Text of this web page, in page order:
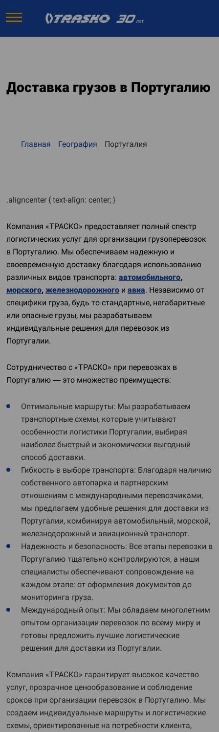
Доставка грузов в Португалию
Главная География Португалия
.aligncenter { text-align: center; }
Компания «ТРАСКО» предоставляет полный спектр
логистических услуг для организации грузоперевозок
в Португалию. Мы обеспечиваем надежную и
своевременную доставку благодаря использованию
различных видов транспорта: автомобильного,
морского, железнодорожного и авиа. Независимо от
специфики груза, будь то стандартные, негабаритные
или опасные грузы, мы разрабатываем
индивидуальные решения для перевозок из
Португалии.
Сотрудничество с «ТРАСКО» при перевозках в
Португалию — это множество преимуществ:
Оптимальные маршруты: Мы разрабатываем
транспортные схемы, которые учитывают
особенности логистики Португалии, выбирая
наиболее быстрый и экономически выгодный
способ доставки.
Гибкость в выборе транспорта: Благодаря наличию
собственного автопарка и партнерским
отношениям с международными перевозчиками,
мы предлагаем удобные решения для доставки из
Португалии, комбинируя автомобильный, морской,
железнодорожный и авиационный транспорт.
Надежность и безопасность: Все этапы перевозки в
Португалию тщательно контролируются, а наши
специалисты обеспечивают сопровождение на
каждом этапе: от оформления документов до
мониторинга груза.
Международный опыт: Мы обладаем многолетним
опытом организации перевозок по всему миру и
готовы предложить лучшие логистические
решения для доставки из Португалии.
Компания «ТРАСКО» гарантирует высокое качество
услуг, прозрачное ценообразование и соблюдение
сроков при организации перевозок в Португалию. Мы
создаем индивидуальные маршруты и логистические
схемы, ориентированные на потребности клиента,